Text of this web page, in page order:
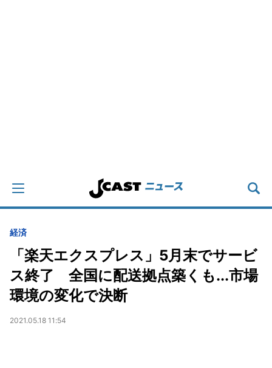
経済
「楽天エクスプレス」5月末でサービ
ス終了 全国に配送拠点築くも...市場
環境の変化で決断
2021.05.18 11:54